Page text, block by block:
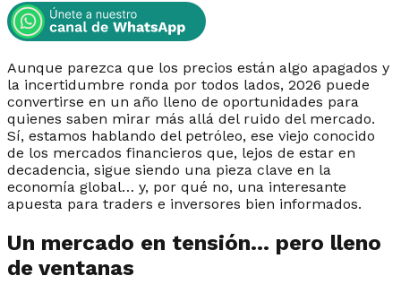
Aunque parezca que los precios están algo apagados y
la incertidumbre ronda por todos lados, 2026 puede
convertirse en un año lleno de oportunidades para
quienes saben mirar más allá del ruido del mercado.
Sí, estamos hablando del petróleo, ese viejo conocido
de los mercados financieros que, lejos de estar en
decadencia, sigue siendo una pieza clave en la
economía global… y, por qué no, una interesante
apuesta para traders e inversores bien informados.
Un mercado en tensión… pero lleno
de ventanas